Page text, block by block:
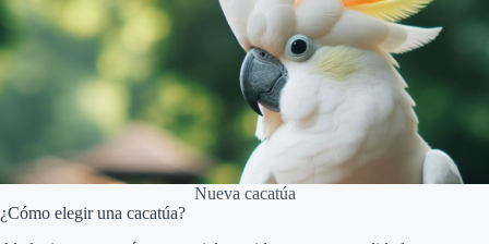
Nueva cacatúa
¿Cómo elegir una cacatúa?